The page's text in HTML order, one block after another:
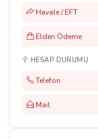
Havale / EFT
Elden Ödeme
HESAP DURUMU
Telefon
Mail